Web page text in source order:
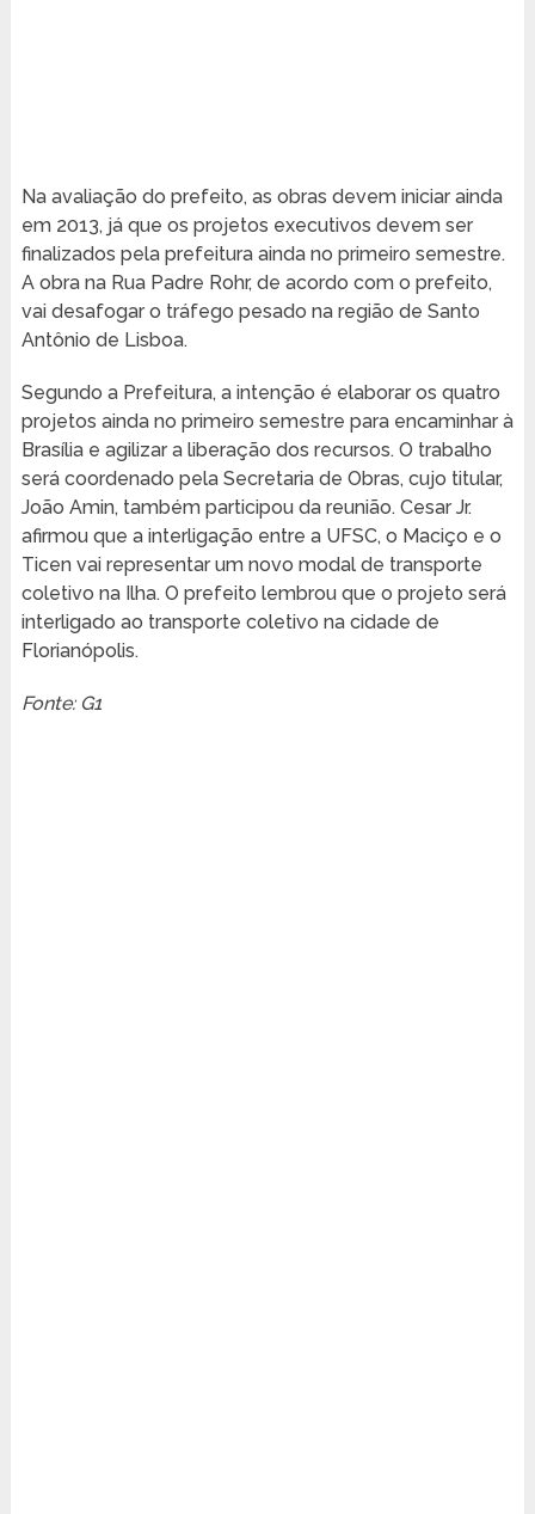
Na avaliação do prefeito, as obras devem iniciar ainda
em 2013, já que os projetos executivos devem ser
finalizados pela prefeitura ainda no primeiro semestre.
A obra na Rua Padre Rohr, de acordo com o prefeito,
vai desafogar o tráfego pesado na região de Santo
Antônio de Lisboa.
Segundo a Prefeitura, a intenção é elaborar os quatro
projetos ainda no primeiro semestre para encaminhar à
Brasília e agilizar a liberação dos recursos. O trabalho
será coordenado pela Secretaria de Obras, cujo titular,
João Amin, também participou da reunião. Cesar Jr.
afirmou que a interligação entre a UFSC, o Maciço e o
Ticen vai representar um novo modal de transporte
coletivo na Ilha. O prefeito lembrou que o projeto será
interligado ao transporte coletivo na cidade de
Florianópolis.
Fonte: G1